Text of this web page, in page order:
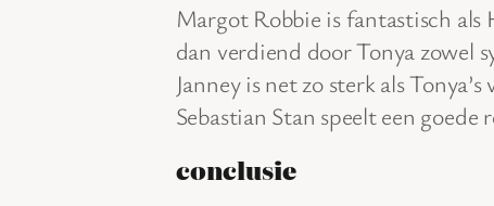
Margot Robbie is fantastisch
dan verdiend door Tonya zowel
Janney is net zo sterk als
Sebastian Stan speelt een
conclusie